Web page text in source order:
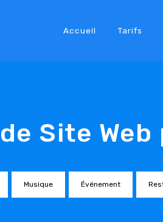
Accueil Tarifs
Site
Musique Événement